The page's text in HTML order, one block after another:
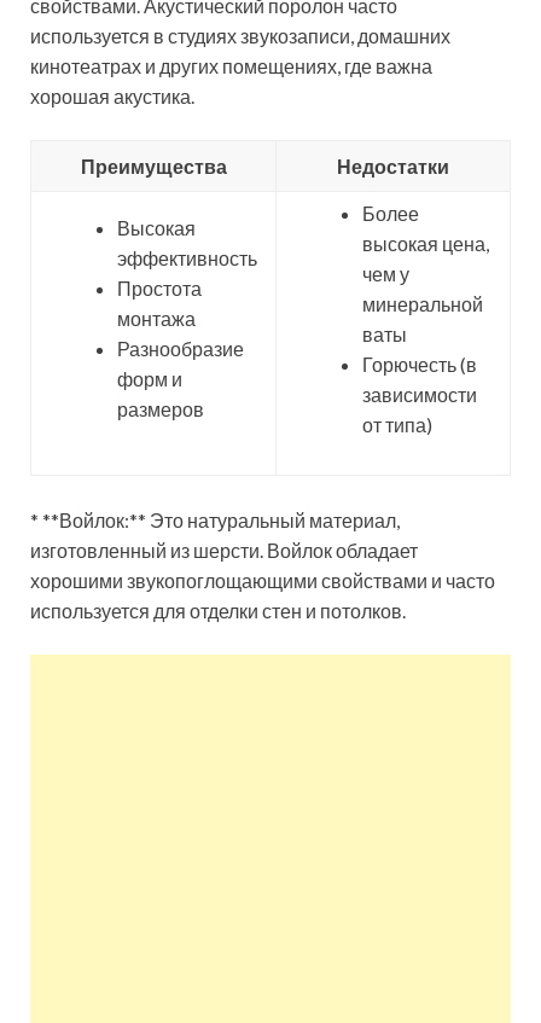
свойствами. Акустический поролон часто
используется в студиях звукозаписи, домашних
кинотеатрах и других помещениях, где важна
хорошая акустика.
Преимущества Недостатки
Высокая
эффективность
Простота
монтажа
Разнообразие
форм и
размеров
Более
высокая цена,
чем у
минеральной
ваты
Горючесть (в
зависимости
от типа)
* **Войлок:** Это натуральный материал,
изготовленный из шерсти. Войлок обладает
хорошими звукопоглощающими свойствами и часто
используется для отделки стен и потолков.